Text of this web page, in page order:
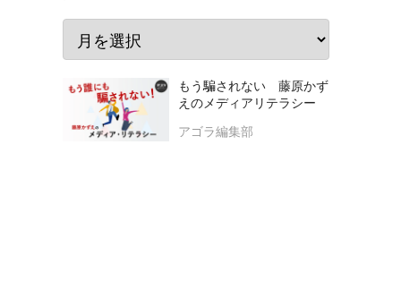
もう騙されない 藤原かず
えのメディアリテラシー
アゴラ編集部